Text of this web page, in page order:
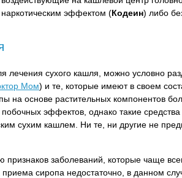
наркотическим эффектом (Кодеин) либо
лечения сухого кашля, можно условно
Мом) и те, которые имеют в своем
на основе растительных компонентов
эффектов, однако такие средства
сухим кашлем. Ни те, ни другие не
признаков заболеваний, которые чаще
сиропа недостаточно, в данном